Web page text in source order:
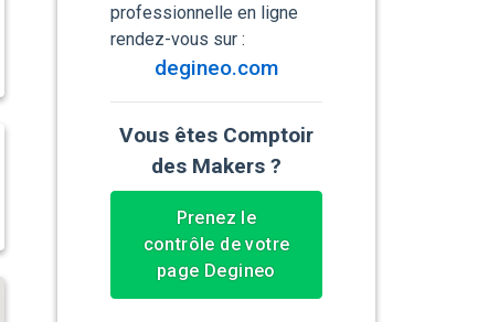
professionnelle en ligne
rendez-vous sur :
degineo.com
Vous êtes Comptoir
des Makers ?
Prenez le
contrôle de votre
page Degineo